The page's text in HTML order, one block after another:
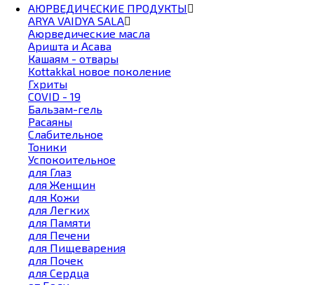
АЮРВЕДИЧЕСКИЕ ПРОДУКТЫ
ARYA VAIDYA SALA
Аюрведические масла
Аришта и Асава
Кашаям - отвары
Kottakkal новое поколение
Гхриты
COVID - 19
Бальзам-гель
Расаяны
Слабительное
Тоники
Успокоительное
для Глаз
для Женщин
для Кожи
для Легких
для Памяти
для Печени
для Пищеварения
для Почек
для Сердца